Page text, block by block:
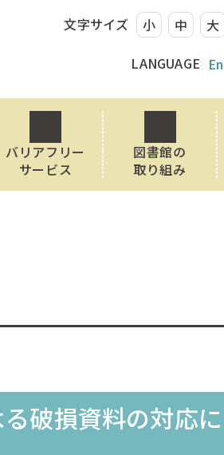
文字サイズ 小 中 大
LANGUAGE
バリアフリー
サービス
図書館の
取り組み
破損資料の対応